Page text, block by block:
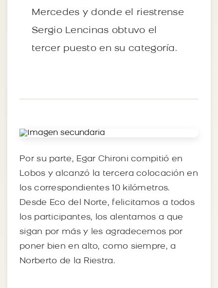
Mercedes y donde el riestrense
Sergio Lencinas obtuvo el
tercer puesto en su categoría.
Por su parte, Egar Chironi compitió en
Lobos y alcanzó la tercera colocación en
los correspondientes 10 kilómetros.
Desde Eco del Norte, felicitamos a todos
los participantes, los alentamos a que
sigan por más y les agradecemos por
poner bien en alto, como siempre, a
Norberto de la Riestra.